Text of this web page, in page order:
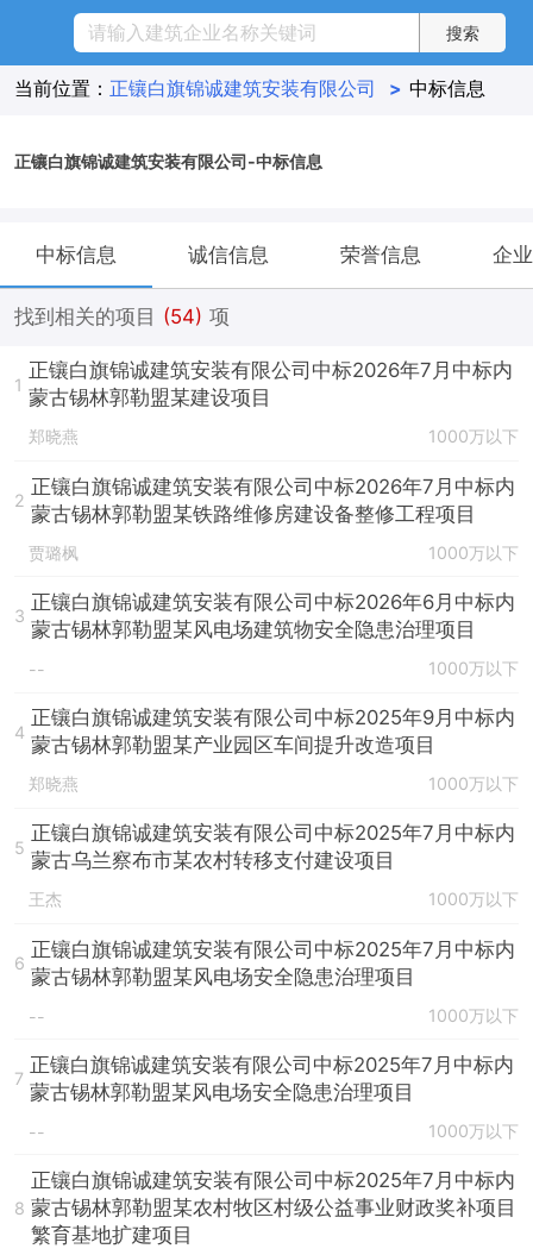
当前位置： 正镶白旗锦诚建筑安装有限公司 > 中标信息
正镶白旗锦诚建筑安装有限公司-中标信息
中标信息 诚信信息 荣誉信息 企
找到相关的项目 (54) 项
1
正镶白旗锦诚建筑安装有限公司中标2026年7月中标内
蒙古锡林郭勒盟某建设项目
郑晓燕 1000万以下
2
正镶白旗锦诚建筑安装有限公司中标2026年7月中标内
蒙古锡林郭勒盟某铁路维修房建设备整修工程项目
贾璐枫 1000万以下
3
正镶白旗锦诚建筑安装有限公司中标2026年6月中标内
蒙古锡林郭勒盟某风电场建筑物安全隐患治理项目
-- 1000万以下
4
正镶白旗锦诚建筑安装有限公司中标2025年9月中标内
蒙古锡林郭勒盟某产业园区车间提升改造项目
郑晓燕 1000万以下
5
正镶白旗锦诚建筑安装有限公司中标2025年7月中标内
蒙古乌兰察布市某农村转移支付建设项目
王杰 1000万以下
6
正镶白旗锦诚建筑安装有限公司中标2025年7月中标内
蒙古锡林郭勒盟某风电场安全隐患治理项目
-- 1000万以下
7
正镶白旗锦诚建筑安装有限公司中标2025年7月中标内
蒙古锡林郭勒盟某风电场安全隐患治理项目
-- 1000万以下
8
正镶白旗锦诚建筑安装有限公司中标2025年7月中标内
蒙古锡林郭勒盟某农村牧区村级公益事业财政奖补项目
繁育基地扩建项目